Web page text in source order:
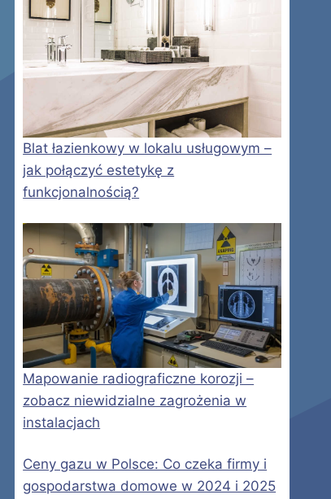
Blat łazienkowy w lokalu usługowym –
jak połączyć estetykę z
funkcjonalnością?
Mapowanie radiograficzne korozji –
zobacz niewidzialne zagrożenia w
instalacjach
Ceny gazu w Polsce: Co czeka firmy i
gospodarstwa domowe w 2024 i 2025